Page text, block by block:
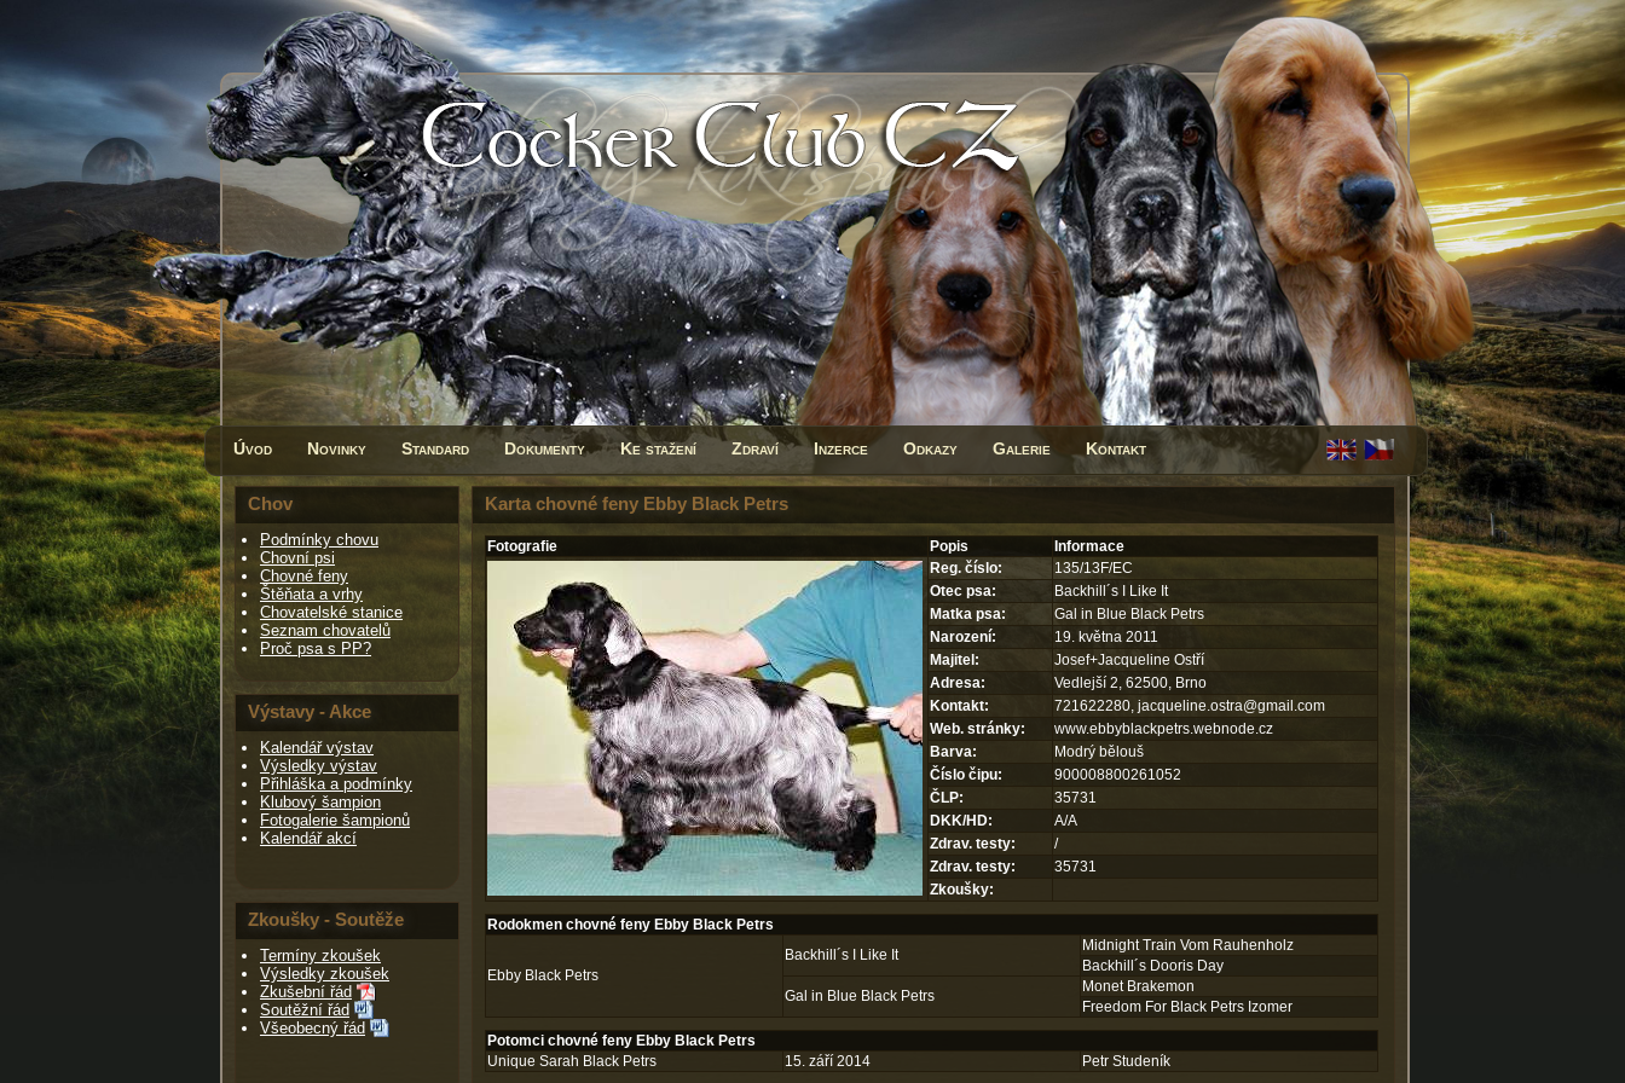
Úvod Novinky Standard Dokumenty Ke stažení Zdraví Inzerce Odkazy Galerie Kontakt
Chov
Podmínky chovu
Chovní psi
Chovné feny
Štěňata a vrhy
Chovatelské stanice
Seznam chovatelů
Proč psa s PP?
Výstavy - Akce
Kalendář výstav
Výsledky výstav
Přihláška a podmínky
Klubový šampion
Fotogalerie šampionů
Kalendář akcí
Zkoušky - Soutěže
Termíny zkoušek
Výsledky zkoušek
Zkušební řád
Soutěžní řád
Všeobecný řád
Karta chovné feny Ebby Black Petrs
Fotografie Popis
Informace
Reg. číslo:
135/13F/EC
Otec psa:
Backhill´s I Like It
Matka psa:
Gal in Blue Black Petrs
Narození:
19. května 2011
Majitel:
Josef+Jacqueline Ostří
Adresa:
Vedlejší 2, 62500, Brno
Kontakt:
721622280, jacqueline.ostra@gmail.com
Web. stránky:
www.ebbyblackpetrs.webnode.cz
Barva:
Modrý bělouš
Číslo čipu:
900008800261052
ČLP:
35731
DKK/HD:
A/A
Zdrav. testy:
/
Zdrav. testy:
35731
Zkoušky:
Rodokmen chovné feny Ebby Black Petrs
Ebby Black Petrs
Backhill´s I Like It
Midnight Train Vom Rauhenholz
Backhill´s Dooris Day
Gal in Blue Black Petrs
Monet Brakemon
Freedom For Black Petrs Izomer
Potomci chovné feny Ebby Black Petrs
Unique Sarah Black Petrs
15. září 2014 Petr Studeník